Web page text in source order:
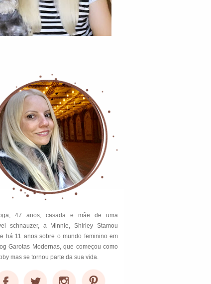
47 anos, casada e mãe de uma
schnauzer, a Minnie, Shirley Stamou
há 11 anos sobre o mundo feminino em
Garotas Modernas, que começou como
mas se tornou parte da sua vida.